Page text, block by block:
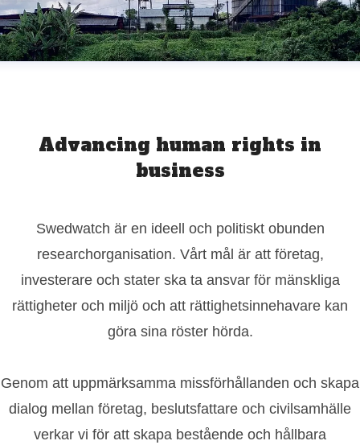
Advancing human rights in
business
Swedwatch är en ideell och politiskt obunden
researchorganisation. Vårt mål är att företag,
investerare och stater ska ta ansvar för mänskliga
rättigheter och miljö och att rättighetsinnehavare kan
göra sina röster hörda.
Genom att uppmärksamma missförhållanden och skapa
dialog mellan företag, beslutsfattare och civilsamhälle
verkar vi för att skapa bestående och hållbara